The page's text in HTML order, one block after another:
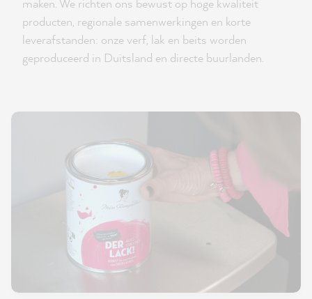
producten, regionale samenwerkingen en korte
leverafstanden: onze verf, lak en beits worden
geproduceerd in Duitsland en directe buurlanden.